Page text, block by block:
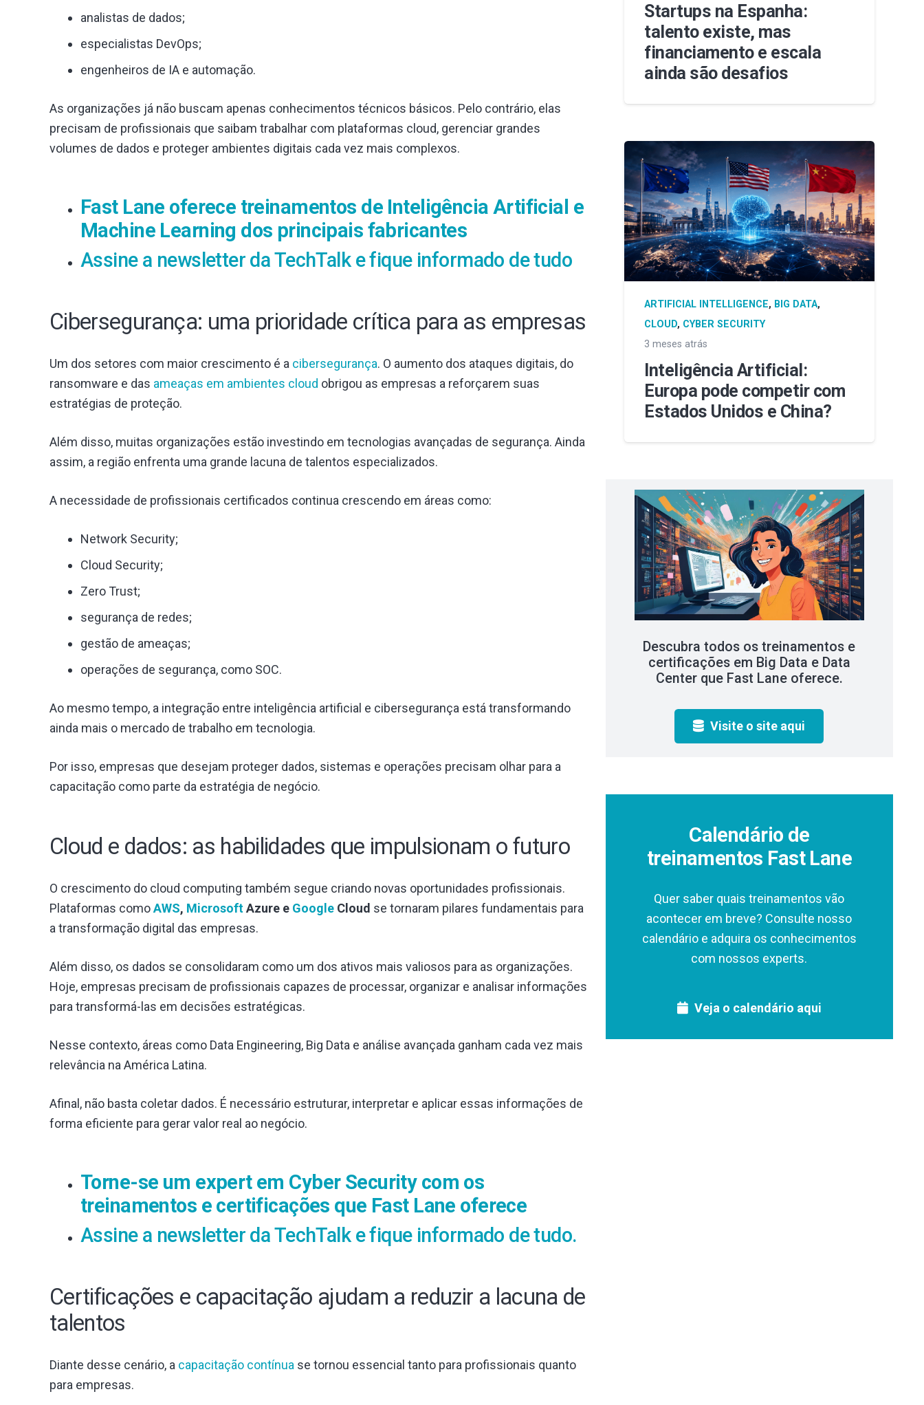
analistas de dados;
especialistas DevOps;
engenheiros de IA e automação.
As organizações já não buscam apenas conhecimentos técnicos básicos. Pelo contrário, elas
precisam de profissionais que saibam trabalhar com plataformas cloud, gerenciar grandes
volumes de dados e proteger ambientes digitais cada vez mais complexos.
Fast Lane oferece treinamentos de Inteligência Artificial e
Machine Learning dos principais fabricantes
Assine a newsletter da TechTalk e fique informado de tudo
Cibersegurança: uma prioridade crítica para as empresas
Um dos setores com maior crescimento é a cibersegurança. O aumento dos ataques digitais, do
ransomware e das ameaças em ambientes cloud obrigou as empresas a reforçarem suas
estratégias de proteção.
Além disso, muitas organizações estão investindo em tecnologias avançadas de segurança. Ainda
assim, a região enfrenta uma grande lacuna de talentos especializados.
A necessidade de profissionais certificados continua crescendo em áreas como:
Network Security;
Cloud Security;
Zero Trust;
segurança de redes;
gestão de ameaças;
operações de segurança, como SOC.
Ao mesmo tempo, a integração entre inteligência artificial e cibersegurança está transformando
ainda mais o mercado de trabalho em tecnologia.
Por isso, empresas que desejam proteger dados, sistemas e operações precisam olhar para a
capacitação como parte da estratégia de negócio.
Cloud e dados: as habilidades que impulsionam o futuro
O crescimento do cloud computing também segue criando novas oportunidades profissionais.
Plataformas comoAWS, MicrosoftAzure e Google Cloud se tornaram pilares fundamentais para
a transformação digital das empresas.
Além disso, os dados se consolidaram como um dos ativos mais valiosos para as organizações.
Hoje, empresas precisam de profissionais capazes de processar, organizar e analisar informações
para transformá-las em decisões estratégicas.
Nesse contexto, áreas como Data Engineering, Big Data e análise avançada ganham cada vez mais
relevância na América Latina.
Afinal, não basta coletar dados. É necessário estruturar, interpretar e aplicar essas informações de
forma eficiente para gerar valor real ao negócio.
Torne-se um expert em Cyber Security com os
treinamentos e certificações que Fast Lane oferece
Assine a newsletter da TechTalk e fique informado de tudo.
Certificações e capacitação ajudam a reduzir a lacuna de
talentos
Diante desse cenário, a capacitação contínua se tornou essencial tanto para profissionais quanto
para empresas.
Startups na Espanha:
talento existe, mas
financiamento e escala
ainda são desafios
ARTIFICIAL INTELLIGENCE, BIG DATA,
CLOUD, CYBER SECURITY
3 meses atrás
Inteligência Artificial:
Europa pode competir com
Estados Unidos e China?
Descubra todos os treinamentos e
certificações em Big Data e Data
Center que Fast Lane oferece.
Visite o site aqui
Calendário de
treinamentos Fast Lane
Quer saber quais treinamentos vão
acontecer em breve? Consulte nosso
calendário e adquira os conhecimentos
com nossos experts.
Veja o calendário aqui